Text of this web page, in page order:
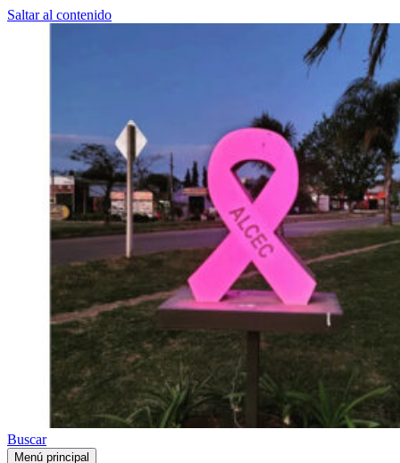
Saltar al contenido
Buscar
Menú principal